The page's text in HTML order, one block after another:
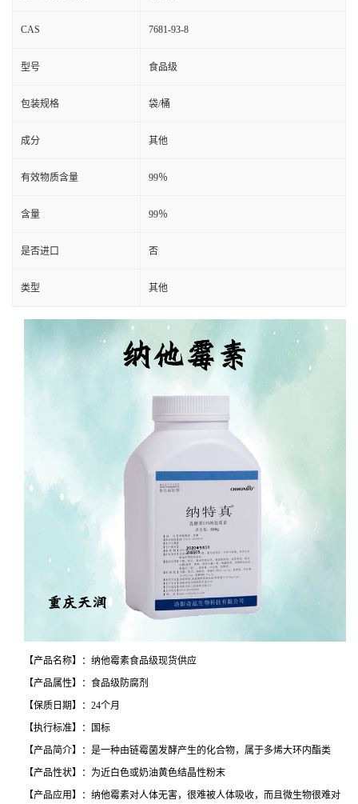
CAS 7681-93-8
型号 食品级
包装规格 袋/桶
成分 其他
有效物质含量 99％
含量 99％
是否进口 否
类型 其他
【产品名称】：纳他霉素食品级现货供应
【产品属性】：食品级防腐剂
【保质日期】：24个月
【执行标准】：国标
【产品简介】：是一种由链霉菌发酵产生的化合物，属于多烯大环内酯类
【产品性状】：为近白色或奶油黄色结晶性粉末
【产品应用】：纳他霉素对人体无害，很难被人体吸收，而且微生物很难对